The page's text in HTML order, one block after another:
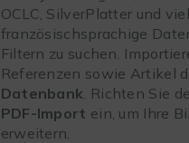
OCLC, SilverPlatter und
französischsprachige
Filtern zu suchen.
Referenzen sowie Artikel
Datenbank . Richten Sie
PDF-Import ein, um Ihre
erweitern.